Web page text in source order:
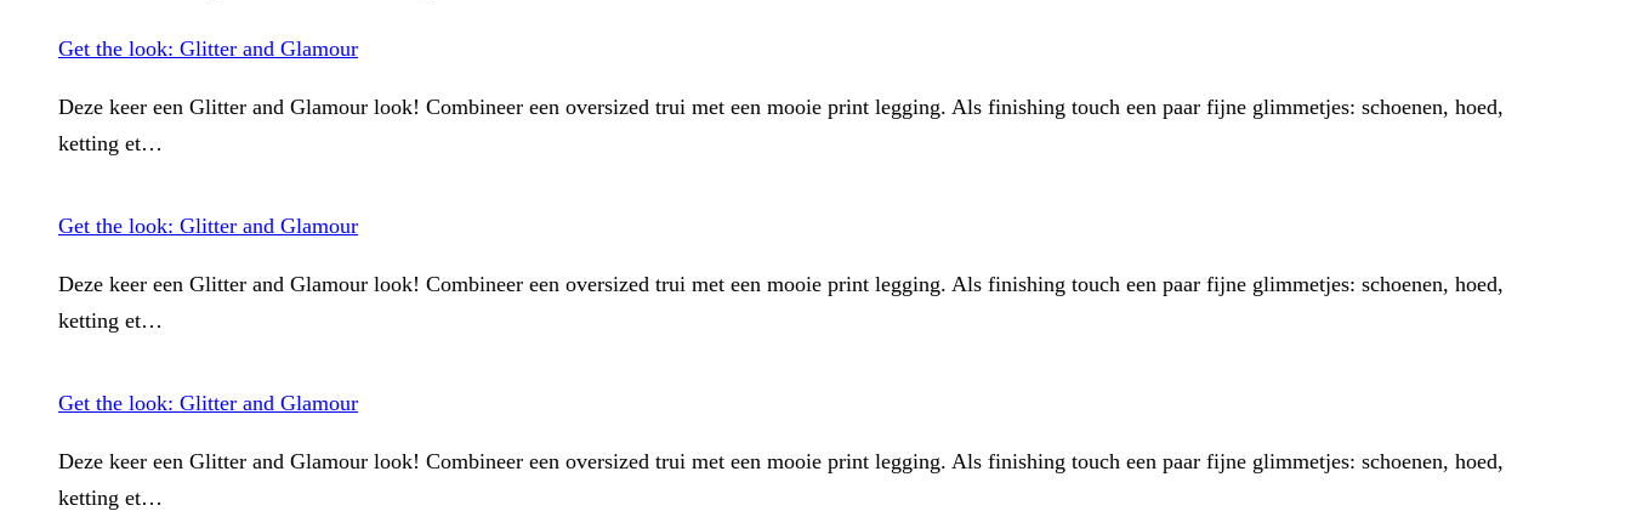
Get the look: Glitter and Glamour
Deze keer een Glitter and Glamour look! Combineer een oversized trui met een mooie print legging. Als finishing touch een paar fijne glimmetjes: schoenen, hoed,
ketting et…
Get the look: Glitter and Glamour
Deze keer een Glitter and Glamour look! Combineer een oversized trui met een mooie print legging. Als finishing touch een paar fijne glimmetjes: schoenen, hoed,
ketting et…
Get the look: Glitter and Glamour
Deze keer een Glitter and Glamour look! Combineer een oversized trui met een mooie print legging. Als finishing touch een paar fijne glimmetjes: schoenen, hoed,
ketting et…